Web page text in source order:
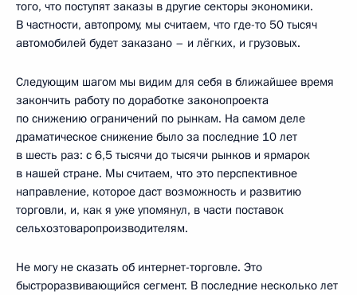
того, что поступят заказы в другие секторы экономики.
В частности, автопрому, мы считаем, что где-то 50 тысяч
автомобилей будет заказано – и лёгких, и грузовых.
Следующим шагом мы видим для себя в ближайшее время
закончить работу по доработке законопроекта
по снижению ограничений по рынкам. На самом деле
драматическое снижение было за последние 10 лет
в шесть раз: с 6,5 тысячи до тысячи рынков и ярмарок
в нашей стране. Мы считаем, что это перспективное
направление, которое даст возможность и развитию
торговли, и, как я уже упомянул, в части поставок
сельхозтоваропроизводителям.
Не могу не сказать об интернет-торговле. Это
быстроразвивающийся сегмент. В последние несколько лет